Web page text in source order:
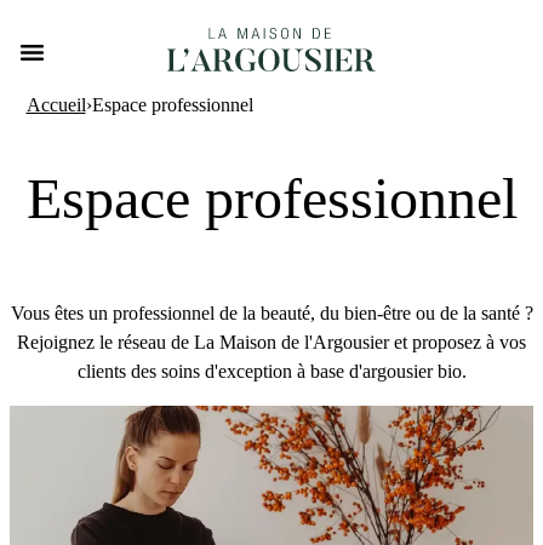
Accueil›Espace professionnel
Espace professionnel
Vous êtes un professionnel de la beauté, du bien-être ou de la santé ?
Rejoignez le réseau de La Maison de l'Argousier et proposez à vos
clients des soins d'exception à base d'argousier bio.